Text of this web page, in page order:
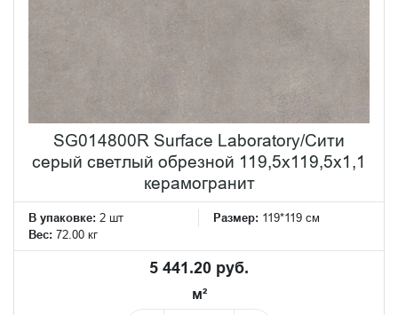
SG014800R Surface Laboratory/Сити
серый светлый обрезной 119,5x119,5x1,1
керамогранит
В упаковке: 2 шт Размер: 119*119 см
Вес: 72.00 кг
5 441.20 руб.
м²